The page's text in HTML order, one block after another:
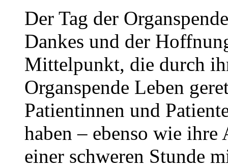
Der Tag der
Dankes und der
Mittelpunkt, die durch
Organspende Leben
Patientinnen und
haben – ebenso wie
einer schweren Stunde